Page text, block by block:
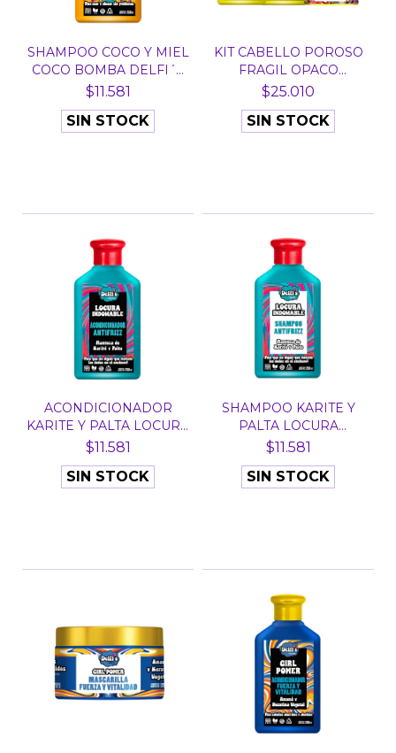
SHAMPOO COCO Y MIEL
COCO BOMBA DELFI´S
B...
$11.581
SIN STOCK
KIT CABELLO POROSO
FRAGIL OPACO
TROPICAL...
$25.010
SIN STOCK
ACONDICIONADOR
KARITE Y PALTA LOCURA
IND...
$11.581
SIN STOCK
SHAMPOO KARITE Y
PALTA LOCURA
INDOMABLE...
$11.581
SIN STOCK